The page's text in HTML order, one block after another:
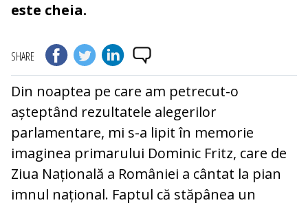
este cheia.
SHARE
Din noaptea pe care am petrecut-o
așteptând rezultatele alegerilor
parlamentare, mi s-a lipit în memorie
imaginea primarului Dominic Fritz, care de
Ziua Națională a României a cântat la pian
imnul național. Faptul că stăpânea un